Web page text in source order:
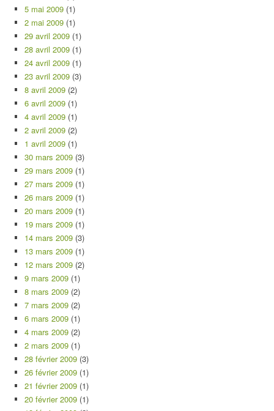
5 mai 2009 (1)
2 mai 2009 (1)
29 avril 2009 (1)
28 avril 2009 (1)
24 avril 2009 (1)
23 avril 2009 (3)
8 avril 2009 (2)
6 avril 2009 (1)
4 avril 2009 (1)
2 avril 2009 (2)
1 avril 2009 (1)
30 mars 2009 (3)
29 mars 2009 (1)
27 mars 2009 (1)
26 mars 2009 (1)
20 mars 2009 (1)
19 mars 2009 (1)
14 mars 2009 (3)
13 mars 2009 (1)
12 mars 2009 (2)
9 mars 2009 (1)
8 mars 2009 (2)
7 mars 2009 (2)
6 mars 2009 (1)
4 mars 2009 (2)
2 mars 2009 (1)
28 février 2009 (3)
26 février 2009 (1)
21 février 2009 (1)
20 février 2009 (1)